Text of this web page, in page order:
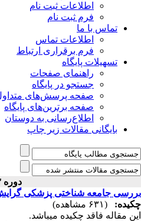
اطلاعات ثبت نام
فرم ثبت نام
تماس با ما
اطلاعات تماس
فرم برقراری ارتباط
تسهیلات پایگاه
راهنمای صفحات
جستجو در پایگاه
صفحه پرسش‌های
صفحه برترین‌های پایگاه
اطلاع‌رسانی به دوستان
بایگانی مقالات زیر چاپ
دوره ۳، شماره ۲۷ - ( شماره ۲۷ ، دوره دوم ، سال سوم ، بهار ۱۳۹۹ ۱۳۹۹ )
بررسی جامعه شناختی پزشکی گرایش به عمل
چکیده:
(۶۳۱ مشاهده)
این مقاله فاقد چکیده می​باشد.